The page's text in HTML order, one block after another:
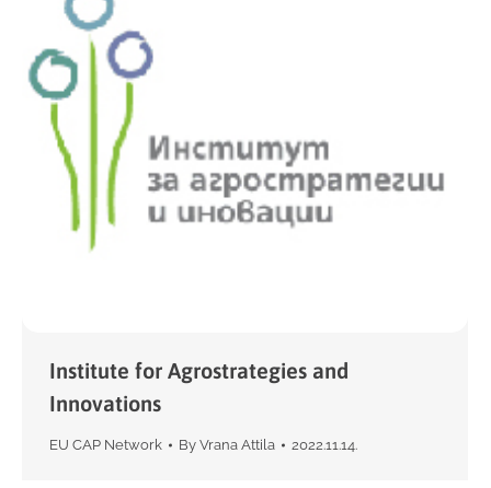
Institute for Agrostrategies and
Innovations
EU CAP Network By Vrana Attila 2022.11.14.